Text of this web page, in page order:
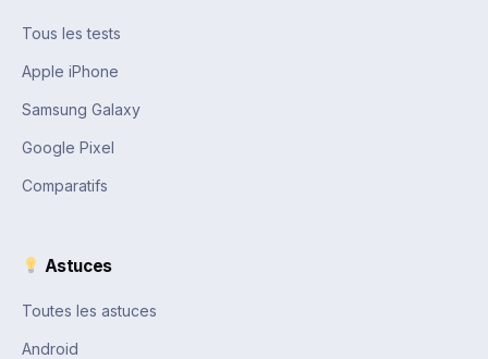
Tous les tests
Apple iPhone
Samsung Galaxy
Google Pixel
Comparatifs
Astuces
Toutes les astuces
Android